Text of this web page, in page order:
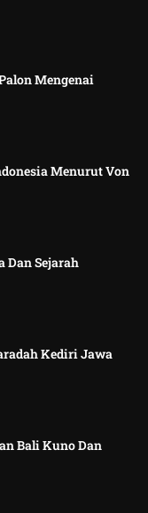
Mengenai
Menurut Von
Dan Sejarah
Kediri Jawa
Bali Kuno Dan